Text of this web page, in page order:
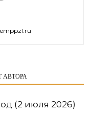
АВТОРА
(2 июля 2026)